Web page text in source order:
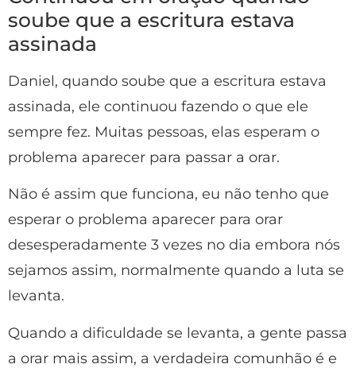
soube que a escritura estava
assinada
Daniel, quando soube que a escritura estava
assinada, ele continuou fazendo o que ele
sempre fez. Muitas pessoas, elas esperam o
problema aparecer para passar a orar.
Não é assim que funciona, eu não tenho que
esperar o problema aparecer para orar
desesperadamente 3 vezes no dia embora nós
sejamos assim, normalmente quando a luta se
levanta.
Quando a dificuldade se levanta, a gente passa
a orar mais assim, a verdadeira comunhão é e